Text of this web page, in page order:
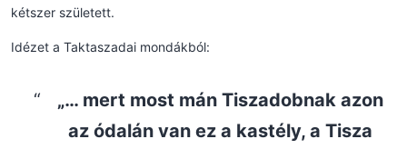
kétszer született.
Idézet a Taktaszadai mondákból:
„… mert most mán Tiszadobnak azon
az ódalán van ez a kastély, a Tisza